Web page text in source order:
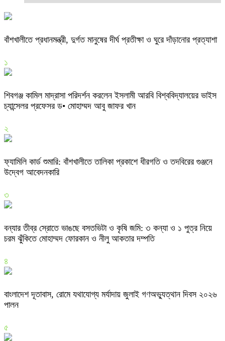
বাঁশখালীতে প্রধানমন্ত্রী, দুর্গত মানুষের দীর্ঘ প্রতীক্ষা ও ঘুরে দাঁড়ানোর প্রত্যাশা
১
শিবগঞ্জ কামিল মাদ্রাসা পরিদর্শন করলেন ইসলামী আরবি বিশ্ববিদ্যালয়ের ভাইস
চ্যান্সেলর প্রফেসর ড• মোহাম্মদ আবু জাফর খান
২
ফ্যামিলি কার্ড শুমারি: বাঁশখালীতে তালিকা প্রকাশে ধীরগতি ও তদবিরের গুঞ্জনে
উদ্বেগ আবেদনকারি
৩
বন্যার তীব্র স্রোতে ভাঙছে বসতভিটা ও কৃষি জমি: ৩ কন্যা ও ১ পুত্র নিয়ে
চরম ঝুঁকিতে মোহাম্মদ ফোরকান ও নীলু আকতার দম্পতি
৪
বাংলাদেশ দূতাবাস, রোমে যথাযোগ্য মর্যাদায় জুলাই গণঅভ্যুত্থান দিবস ২০২৬
পালন
৫